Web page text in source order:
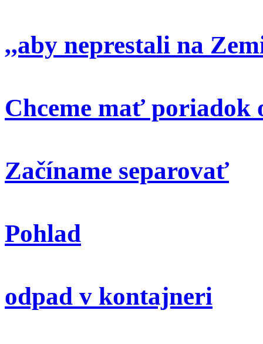
,,aby neprestali na
Chceme mať poriadok
Začíname separovať
Pohlad
odpad v kontajneri